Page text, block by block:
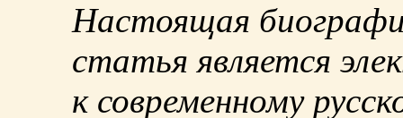
Настоящая
статья является
к современному